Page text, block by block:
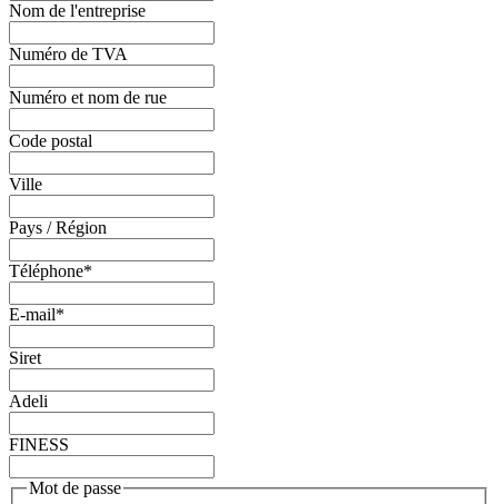
Nom de l'entreprise
Numéro de TVA
Numéro et nom de rue
Code postal
Ville
Pays / Région
Téléphone*
E-mail*
Siret
Adeli
FINESS
Mot de passe